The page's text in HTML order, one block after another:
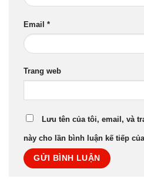
Email *
Trang web
Lưu tên của tôi, email, và
này cho lần bình luận kế tiếp